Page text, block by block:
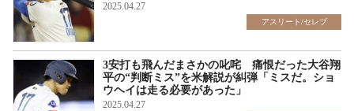
2025.04.27
アスリート/セレブ
3安打も飛んだまさかの叱咤 痛恨だった大谷翔
平の“判断ミス”を米解説が糾弾「ミスだ。ショ
ウヘイは走る必要があった」
2025.04.27